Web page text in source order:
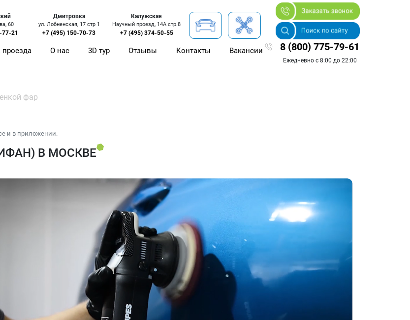
60
77-21
Дмитровка
ул. Лобненская, 17 стр 1
+7 (495) 150-70-73
Калужская
Научный проезд, 14А стр.8
+7 (495) 374-50-55
проезда О нас 3D тур Отзывы Контакты Вакансии 8 (800) 775-79-61
Ежедневно с 8:00 до 22:00
фар
и в приложении.
В МОСКВЕ